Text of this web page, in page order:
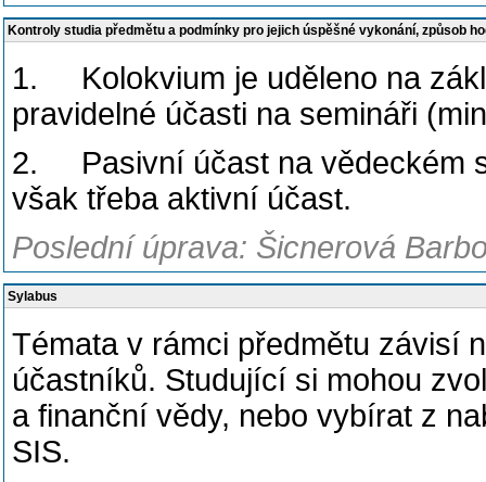
Kontroly studia předmětu a podmínky pro jejich úspěšné vykonání, způsob
1. Kolokvium je uděleno na
pravidelné účasti na semináři
2. Pasivní účast na vědeckém
však třeba aktivní účast.
Poslední úprava: Šicnerová
Sylabus
Témata v rámci předmětu závisí
účastníků. Studující si mohou
a finanční vědy, nebo vybírat z
SIS.